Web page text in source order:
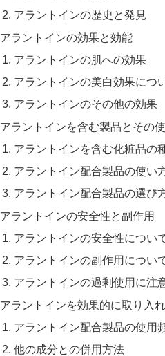
アラントインの歴史と発見
アラントインの効果と効能
アラントインの肌への効果
アラントインの美白効果につ
アラントインのその他の効果
アラントインを含む製品とその
アラントインを含む化粧品の
アラントイン配合製品の使い
アラントイン配合製品の選び
アラントインの安全性と副作用
アラントインの安全性につい
アラントインの副作用につい
アラントインの過剰使用に注
アラントインを効果的に取り入
アラントイン配合製品の使用
他の成分との併用方法